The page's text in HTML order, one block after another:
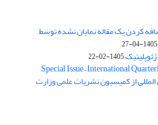
کردن یک مقاله نمایان نشده توسط
1405-04-27
1405-02-22
Special Issue – International
از کمیسیون نشریات علمی وزارت